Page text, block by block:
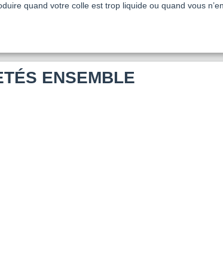
quand votre colle est trop liquide ou quand vous
ENSEMBLE